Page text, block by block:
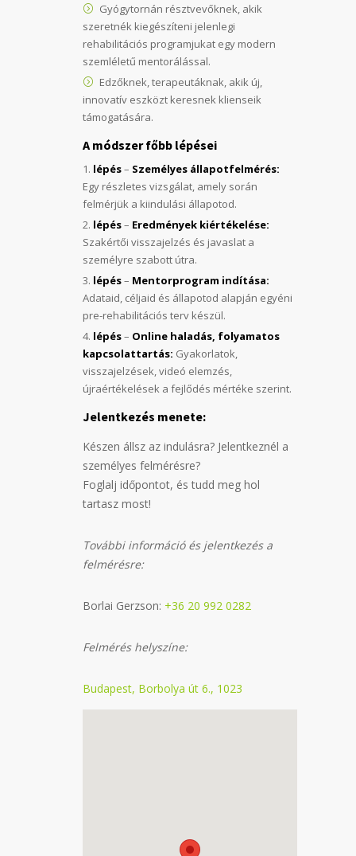
Gyógytornán résztvevőknek, akik
szeretnék kiegészíteni jelenlegi
rehabilitációs programjukat egy modern
szemléletű mentorálással.
Edzőknek, terapeutáknak, akik új,
innovatív eszközt keresnek klienseik
támogatására.
A módszer főbb lépései
lépés– Személyes állapotfelmérés:
Egy részletes vizsgálat, amely során
felmérjük a kiindulási állapotod.
lépés– Eredmények kiértékelése:
Szakértői visszajelzés és javaslat a
személyre szabott útra.
lépés– Mentorprogram indítása:
Adataid, céljaid és állapotod alapján egyéni
pre-rehabilitációs terv készül.
lépés– Online haladás, folyamatos
kapcsolattartás: Gyakorlatok,
visszajelzések, videó elemzés,
újraértékelések a fejlődés mértéke szerint.
Jelentkezés menete:
Készen állsz az indulásra? Jelentkeznél a
személyes felmérésre?
Foglalj időpontot, és tudd meg hol
tartasz most!
További információ és jelentkezés a
felmérésre:
Borlai Gerzson: +36 20 992 0282
Felmérés helyszíne:
Budapest, Borbolya út 6., 1023